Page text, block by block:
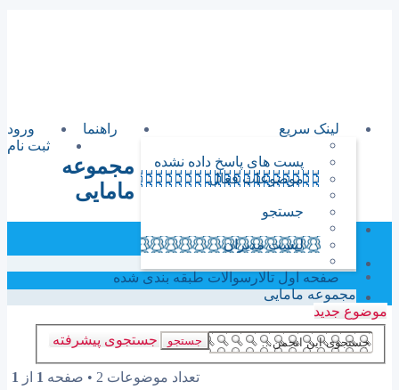
لینک سریع
پست های پاسخ داده نشده
موضوعات فعال
جستجو
لیست مدیران
راهنما
ورود
ثبت نام
صفحه اول تالار سوالات طبقه بندی شده
مجموعه مامایی
مجموعه
مامایی
موضوع جدید
جستجو جستجوی پیشرفته
تعداد موضوعات 2 • صفحه 1 از 1